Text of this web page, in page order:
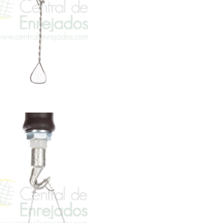
ATALAZADOR